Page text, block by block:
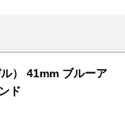
） 41mm ブルーア
ド